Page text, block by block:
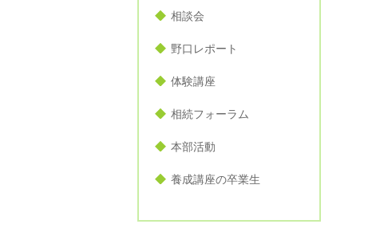
相談会
野口レポート
体験講座
相続フォーラム
本部活動
養成講座の卒業生